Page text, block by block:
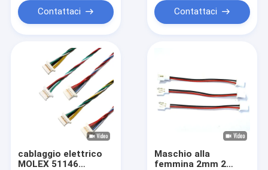
Contattaci Contattaci
cablaggio elettrico
MOLEX 51146
Maschio alla
femmina 2mm 2